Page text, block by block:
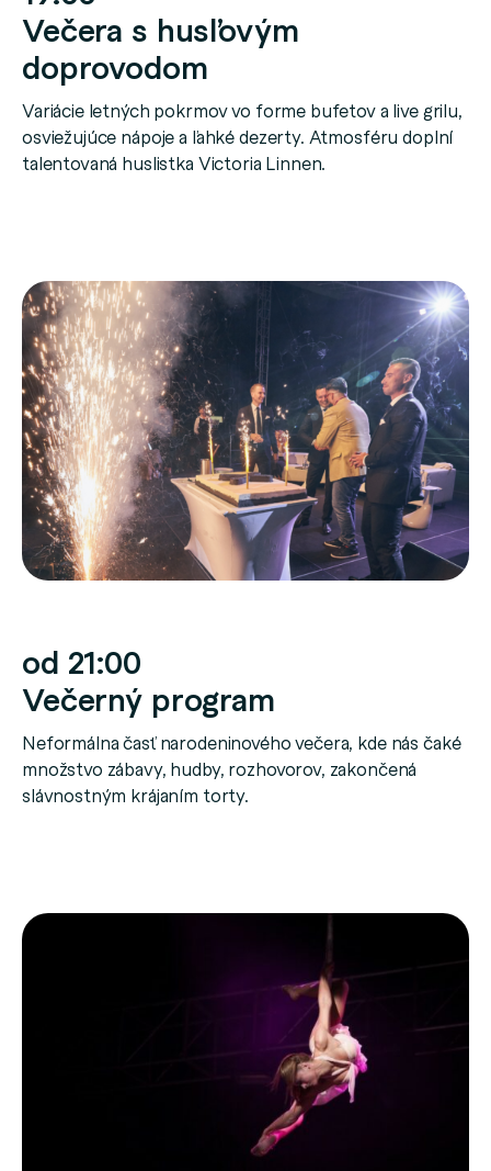
Večera s husľovým
doprovodom
Variácie letných pokrmov vo forme bufetov a live grilu,
osviežujúce nápoje a ľahké dezerty. Atmosféru doplní
talentovaná huslistka Victoria Linnen.
od 21:00
Večerný program
Neformálna časť narodeninového večera, kde nás čaké
množstvo zábavy, hudby, rozhovorov, zakončená
slávnostným krájaním torty.